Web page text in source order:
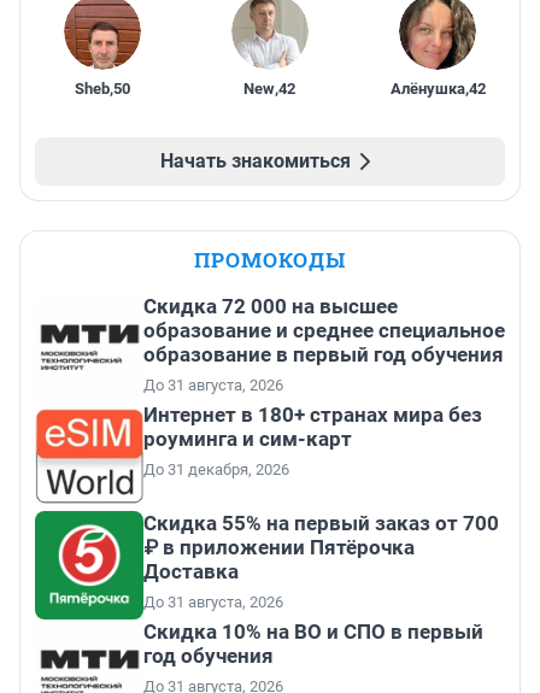
Sheb,50 New,42 Алёнушка,42
Начать знакомиться
ПРОМОКОДЫ
Скидка 72 000 на высшее
образование и среднее специальное
образование в первый год обучения
До 31 августа, 2026
Интернет в 180+ странах мира без
роуминга и сим-карт
До 31 декабря, 2026
Скидка 55% на первый заказ от 700
₽ в приложении Пятёрочка
Доставка
До 31 августа, 2026
Скидка 10% на ВО и СПО в первый
год обучения
До 31 августа, 2026